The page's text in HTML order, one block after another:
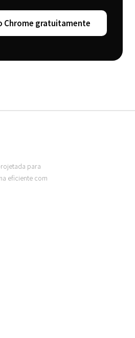
Chrome gratuitamente
para
eficiente com